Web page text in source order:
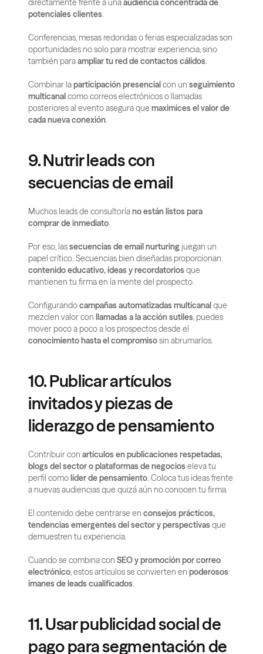
directamente frente a una audiencia concentrada de
potenciales clientes.
Conferencias, mesas redondas o ferias especializadas son
oportunidades no solo para mostrar experiencia, sino
también para ampliar tu red de contactos cálidos.
Combinar la participación presencial con un seguimiento
multicanal como correos electrónicos o llamadas
posteriores al evento asegura que maximices el valor de
cada nueva conexión.
9. Nutrir leads con
secuencias de email
Muchos leads de consultoría no están listos para
comprar de inmediato.
Por eso, las secuencias de email nurturing juegan un
contenido educativo, ideas y recordatorios que
mantienen tu firma en la mente del prospecto.
Configurando campañas automatizadas multicanal que
mezclen valor con llamadas a la acción sutiles, puedes
conocimiento hasta el compromiso sin abrumarlos.
10. Publicar artículos
invitados y piezas de
liderazgo de pensamiento
Contribuir con artículos en publicaciones respetadas,
blogs del sector o plataformas de negocios eleva tu
perfil como líder de pensamiento. Coloca tus ideas frente
a nuevas audiencias que quizá aún no conocen tu firma.
El contenido debe centrarse en consejos prácticos,
tendencias emergentes del sector y perspectivas que
demuestren tu experiencia.
Cuando se combina con SEO y promoción por correo
electrónico, estos artículos se convierten en poderosos
imanes de leads cualificados.
11. Usar publicidad social de
pago para segmentación de